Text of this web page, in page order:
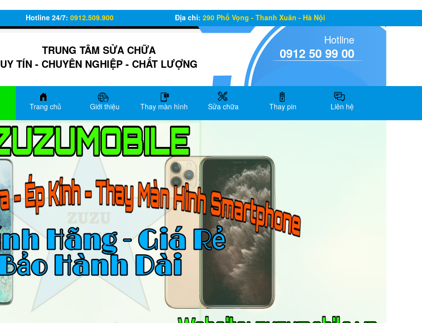
Hotline 24/7: 0912.509.900 Địa chỉ: 290 Phố Vọng - Thanh Xuân - Hà Nội
TRUNG TÂM SỬA CHỮA
UY TÍN - CHUYÊN NGHIỆP - CHẤT LƯỢNG
Hotline
0912 50 99 00
Trang chủ Giới thiệu Thay màn hình Sửa chữa Thay pin Liên hệ